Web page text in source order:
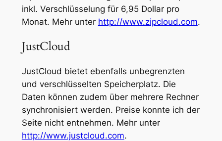
inkl. Verschlüsselung für 6,95 Dollar pro
Monat. Mehr unter http://www.zipcloud.com.
JustCloud
JustCloud bietet ebenfalls unbegrenzten
und verschlüsselten Speicherplatz. Die
Daten können zudem über mehrere Rechner
synchronisiert werden. Preise konnte ich der
Seite nicht entnehmen. Mehr unter
http://www.justcloud.com.